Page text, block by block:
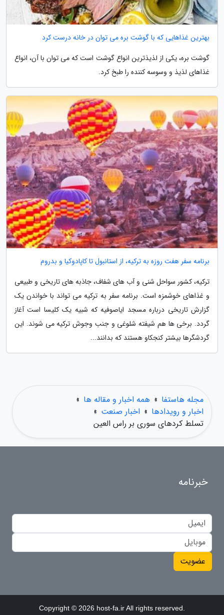
بهترین غذاهایی که با گوشت بره می توان در خانه درست کرد
گوشت بره، یکی از لذیذترین انواع گوشت است که می توان با آن، انواع
غذاهای لذیذ و وسوسه کننده را طبخ کرد.
برنامه سفر هفت روزه به ترکیه، از استانبول تا کاپادوکیا و بدروم
ترکیه، کشور سواحل شنی و آب های شفاف، جاذبه های تاریخی و طبیعی
و غذاهای خوشمزه است. برنامه سفر به ترکیه می تواند با خواندن یک
گزارش تاریخی درباره مسجد ایاصوفیه که شبیه یک کلیسا است آغاز
گردد. برخی ها هم شیفته شلوغی و جنب وجوش ترکیه می شوند. این
گردشگرها بیشتر کنجکاو هستند که بدانند...
مجله هاستفا » همه اخبار و مقاله ها »
اخبار و رویدادها » اخبار صنعت »
تسلط کردهای سوری بر راس العین
خبرنامه
عضویت
Copyright © 2026 host-fa.ir All rights reserved.